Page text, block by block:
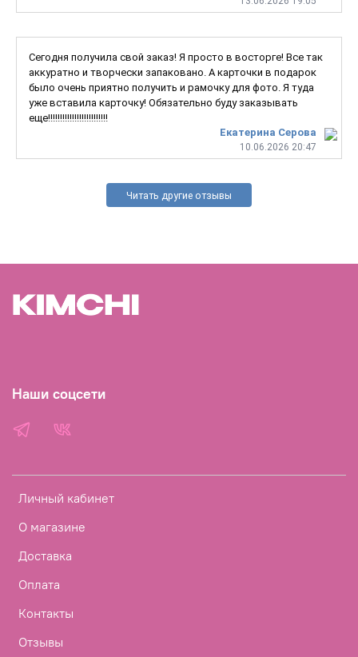
Екатерина Серова
10.06.2026 20:47
Сегодня получила свой заказ! Я просто в восторге! Все так
аккуратно и творчески запаковано. А карточки в подарок
было очень приятно получить и рамочку для фото. Я туда
уже вставила карточку! Обязательно буду заказывать
еще!!!!!!!!!!!!!!!!!!!!!!!!!
Читать другие отзывы
Личный кабинет
О магазине
Доставка
Оплата
Контакты
Отзывы
Наши соцсети